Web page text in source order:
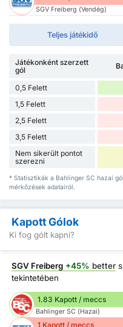
SGV Freiberg (Vendég)
Teljes játékidő
Játékonként szerzett
gól
0,5 Felett
1,5 Felett
2,5 Felett
3,5 Felett
Nem sikerült pontot
szerezni
* Statisztikák a Bahlinger SC hazai
mérkőzések adatairól.
Kapott Gólok
Ki fog gólt kapni?
SGV Freiberg +45% better
tekintetében
1.83 Kapott / meccs
Bahlinger SC (Hazai)
1 Kapott / meccs